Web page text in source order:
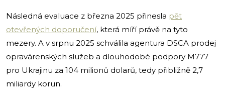
Následná evaluace z března 2025 přinesla pět
otevřených doporučení, která míří právě na tyto
mezery. A v srpnu 2025 schválila agentura DSCA prodej
opravárenských služeb a dlouhodobé podpory M777
pro Ukrajinu za 104 milionů dolarů, tedy přibližně 2,7
miliardy korun.